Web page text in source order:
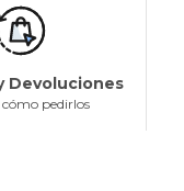
Devoluciones
cómo pedirlos